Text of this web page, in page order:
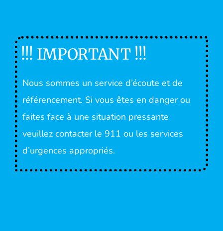
!!! IMPORTANT !!!
Nous sommes un service d’écoute et de
référencement. Si vous êtes en danger ou
faites face à une situation pressante
veuillez contacter le 911 ou les services
d’urgences appropriés.